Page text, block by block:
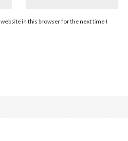
in this browser for the next time I